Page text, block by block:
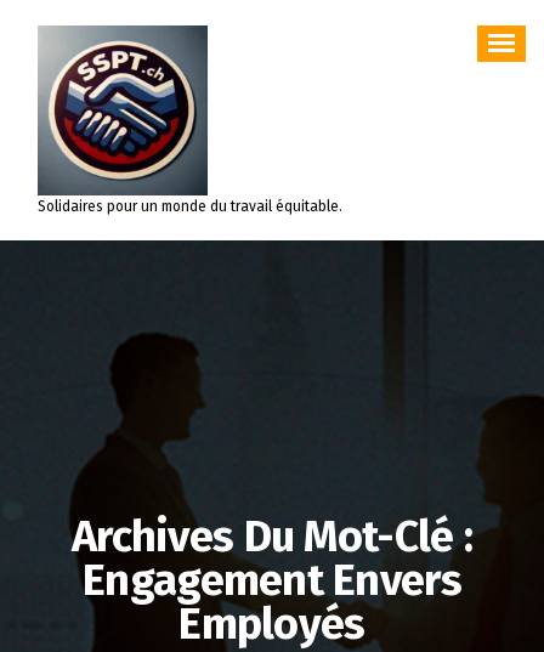
contenu
Solidaires pour un monde du travail équitable.
Archives Du Mot-Clé :
Engagement Envers
Employés